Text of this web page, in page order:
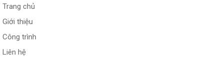
Trang chủ
Giới thiệu
Công trình
Liên hệ